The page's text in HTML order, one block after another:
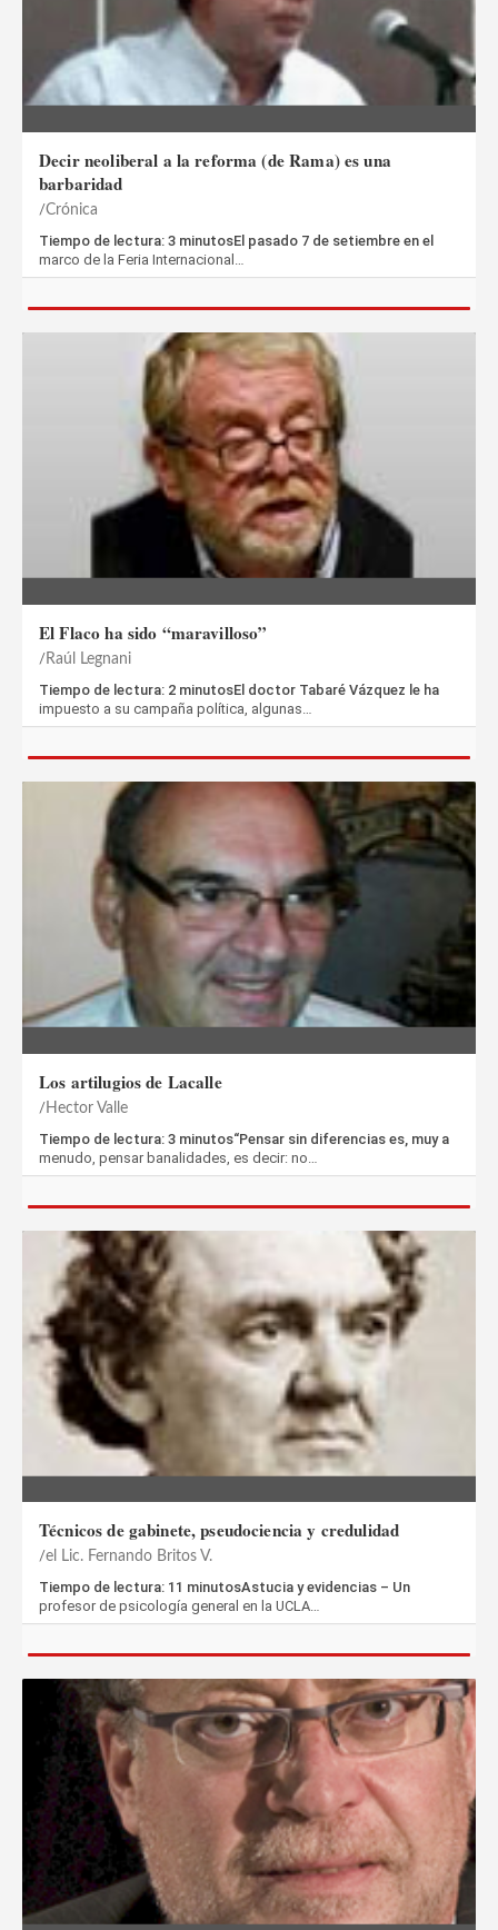
Decir neoliberal a la reforma (de Rama) es una
barbaridad
Crónica
Tiempo de lectura: 3 minutosEl pasado 7 de setiembre en el
marco de la Feria Internacional…
El Flaco ha sido “maravilloso”
Raúl Legnani
Tiempo de lectura: 2 minutosEl doctor Tabaré Vázquez le ha
impuesto a su campaña política, algunas…
Los artilugios de Lacalle
Hector Valle
Tiempo de lectura: 3 minutos“Pensar sin diferencias es, muy a
menudo, pensar banalidades, es decir: no…
Técnicos de gabinete, pseudociencia y credulidad
el Lic. Fernando Britos V.
Tiempo de lectura: 11 minutosAstucia y evidencias – Un
profesor de psicología general en la UCLA…